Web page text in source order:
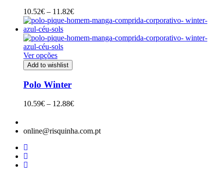
10.52€ – 11.82€Price
range:
through
Ver opções
Add to wishlist
Polo Winter
10.59€ – 12.88€Price
through
online@risquinha.com.pt